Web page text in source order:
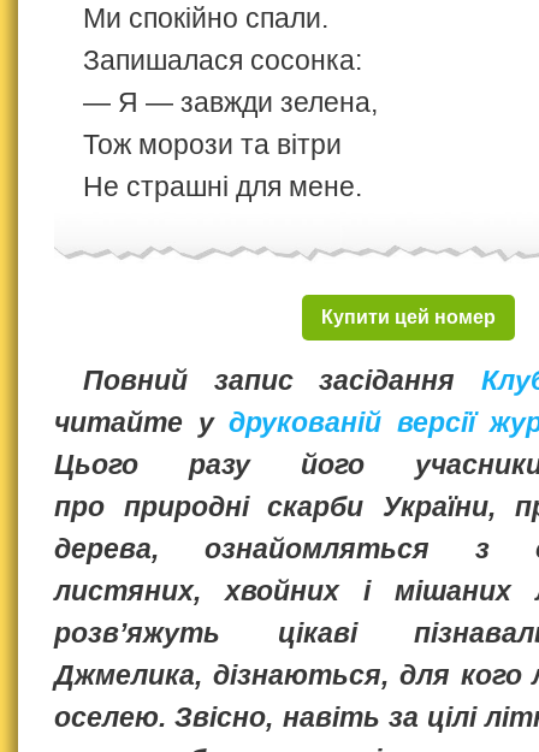
Ми спокійно спали.
Запишалася сосонка:
— Я — завжди зелена,
Тож морози та вітри
Не страшні для мене.
Купити цей номер
Повний запис засідання
читайте удрукованій версії
Цього разу його
про природні скарби України,
дерева, ознайомляться з
листяних, хвойних і мішаних
розв’яжуть цікаві
Джмелика, дізнаються, для
оселею. Звісно, навіть за цілі